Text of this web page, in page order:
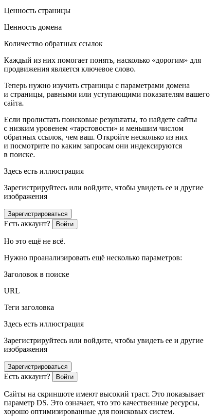
Ценность страницы
Ценность домена
Количество обратных ссылок
Каждый из них помогает понять, насколько «дорогим» для
продвижения является ключевое слово.
Теперь нужно изучить страницы с параметрами домена
и страницы, равными или уступающими показателям вашего
сайта.
Если пролистать поисковые результаты, то найдете сайты
с низким уровенем «тарстовости» и меньшим числом
обратных ссылок, чем ваш. Откройте несколько из них
и посмотрите по каким запросам они индексируются
в поиске.
Здесь есть иллюстрация
Зарегистрируйтесь или войдите, чтобы увидеть ее и другие
изображения
Зарегистрироваться
Есть аккаунт? Войти
Но это ещё не всё.
Нужно проанализировать ещё несколько параметров:
Заголовок в поиске
URL
Теги заголовка
Здесь есть иллюстрация
Зарегистрируйтесь или войдите, чтобы увидеть ее и другие
изображения
Зарегистрироваться
Есть аккаунт? Войти
Сайты на скриншоте имеют высокий траст. Это показывает
параметр DS. Это означает, что это качественные ресурсы,
хорошо оптимизированные для поисковых систем.